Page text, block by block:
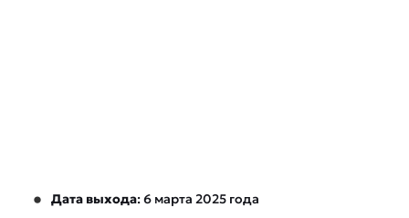
Дата выхода: 6 марта 2025 года